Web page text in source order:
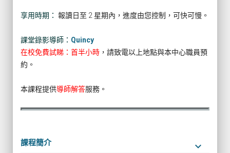
享用時期： 報讀日至 2 星期內，進度由您控制，可快可慢。
課堂錄影導師： Quincy
在校免費試睇：首半小時 ，請致電以上地點與本中心職員預
約。
本課程提供導師解答服務。
課程簡介 keyboard_arrow_down